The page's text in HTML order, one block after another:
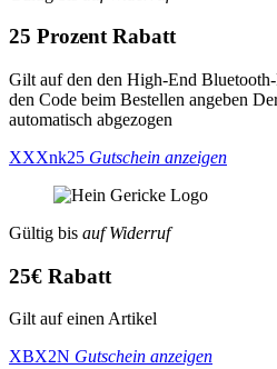
25 Prozent Rabatt
Gilt auf den den High-End
den Code beim Bestellen angeben
automatisch abgezogen
XXXnk25 Gutschein anzeigen
Gültig bis auf Widerruf
25€ Rabatt
Gilt auf einen Artikel
XBX2N Gutschein anzeigen